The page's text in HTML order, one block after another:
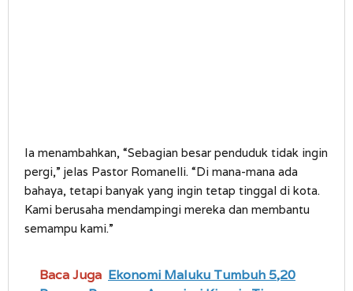
Ia menambahkan, “Sebagian besar penduduk tidak ingin
pergi,” jelas Pastor Romanelli. “Di mana-mana ada
bahaya, tetapi banyak yang ingin tetap tinggal di kota.
Kami berusaha mendampingi mereka dan membantu
semampu kami.”
Baca Juga Ekonomi Maluku Tumbuh 5,20